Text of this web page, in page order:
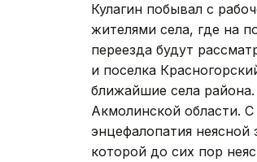
Кулагин побывал с
жителями села, где на
переезда будут
и поселка
ближайшие села
Акмолинской области.
энцефалопатия
которой до сих пор